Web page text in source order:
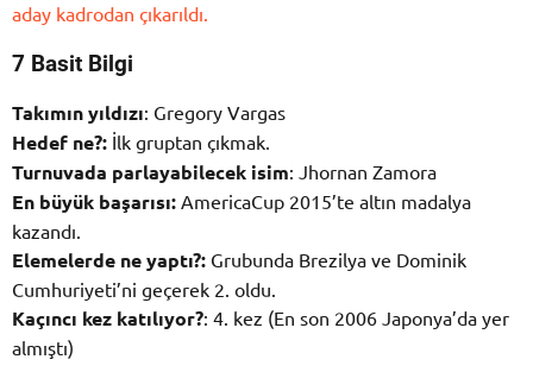
aday kadrodan çıkarıldı.
7 Basit Bilgi
Takımın yıldızı: Gregory Vargas
Hedef ne?: İlk gruptan çıkmak.
Turnuvada parlayabilecek isim: Jhornan Zamora
En büyük başarısı: AmericaCup 2015’te altın madalya
kazandı.
Elemelerde ne yaptı?: Grubunda Brezilya ve Dominik
Cumhuriyeti’ni geçerek 2. oldu.
Kaçıncı kez katılıyor?: 4. kez (En son 2006 Japonya’da yer
almıştı)